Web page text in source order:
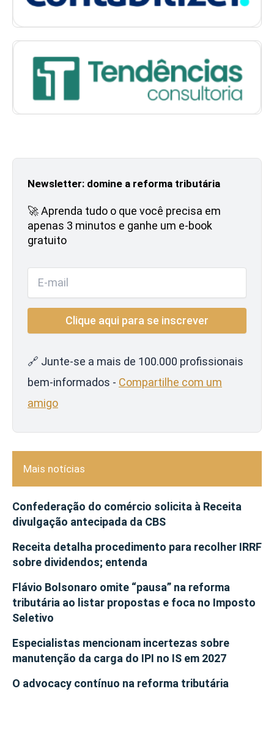
Newsletter: domine a reforma tributária
🚀 Aprenda tudo o que você precisa em
apenas 3 minutos e ganhe um e-book
gratuito
🔗 Junte-se a mais de 100.000 profissionais
bem-informados - Compartilhe com um
amigo
Mais notícias
Confederação do comércio solicita à Receita
divulgação antecipada da CBS
Receita detalha procedimento para recolher IRRF
sobre dividendos; entenda
Flávio Bolsonaro omite “pausa” na reforma
tributária ao listar propostas e foca no Imposto
Seletivo
Especialistas mencionam incertezas sobre
manutenção da carga do IPI no IS em 2027
O advocacy contínuo na reforma tributária